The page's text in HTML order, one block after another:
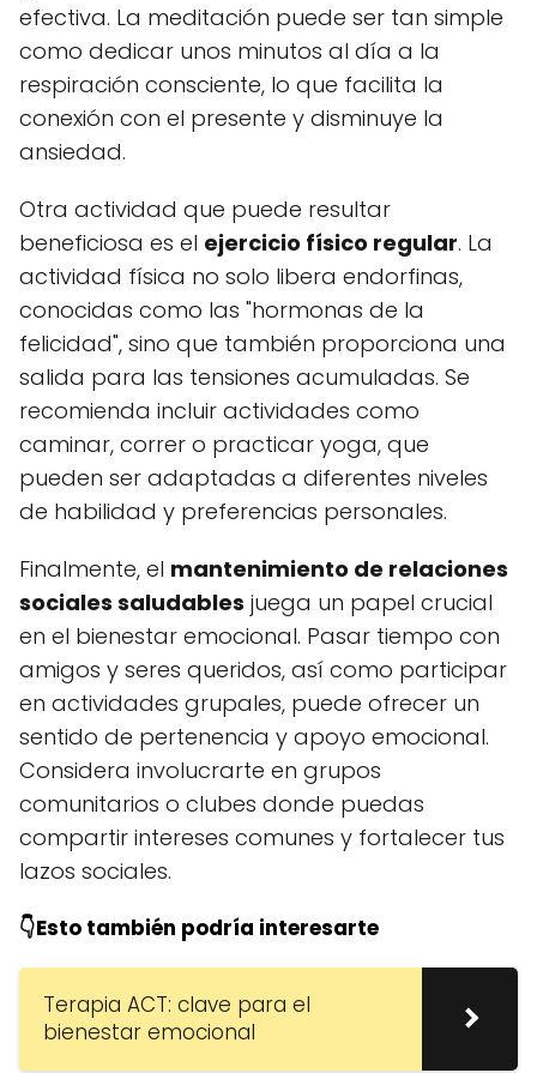
efectiva. La meditación puede ser tan simple
como dedicar unos minutos al día a la
respiración consciente, lo que facilita la
conexión con el presente y disminuye la
ansiedad.
Otra actividad que puede resultar
beneficiosa es el ejercicio físico regular. La
actividad física no solo libera endorfinas,
conocidas como las "hormonas de la
felicidad", sino que también proporciona una
salida para las tensiones acumuladas. Se
recomienda incluir actividades como
caminar, correr o practicar yoga, que
pueden ser adaptadas a diferentes niveles
de habilidad y preferencias personales.
Finalmente, el mantenimiento de relaciones
sociales saludables juega un papel crucial
en el bienestar emocional. Pasar tiempo con
amigos y seres queridos, así como participar
en actividades grupales, puede ofrecer un
sentido de pertenencia y apoyo emocional.
Considera involucrarte en grupos
comunitarios o clubes donde puedas
compartir intereses comunes y fortalecer tus
lazos sociales.
👇Esto también podría interesarte
Terapia ACT: clave para el
bienestar emocional